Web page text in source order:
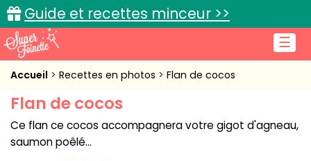
☰
Guide et recettes minceur >>
Accueil
Recettes de cuisine
Cuisine pratique
Accueil Recettes en photos Flan de cocos
Flan de cocos
Ce flan ce cocos accompagnera votre gigot d'agneau,
saumon poêlé...